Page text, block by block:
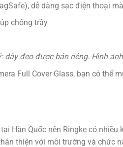
dễ dàng sạc điện thoại
chống trầy
dây đeo được bán riêng. Hình
Full Cover Glass, bạn có thể
Quốc nên Ringke có nhiều
thiện với môi trường và chức